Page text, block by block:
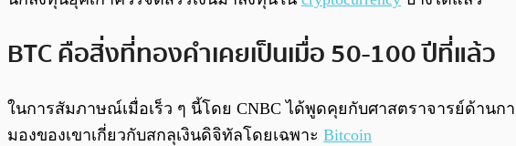
BTC คือสิ่งที่ทองคำเคยเป็นเมื่อ 50-100 ปีที่แล้ว
ในการสัมภาษณ์เมื่อเร็ว ๆ นี้โดย CNBC ได้พูดคุยกับศาสตราจารย์ด้านกา
มองของเขาเกี่ยวกับสกลุเงินดิจิทัลโดยเฉพาะ Bitcoin